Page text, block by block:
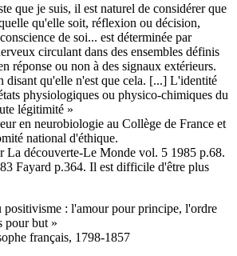
que je suis, il est naturel de considérer que
qu'elle soit, réflexion ou décision,
de soi... est déterminée par
circulant dans des ensembles définis
réponse ou non à des signaux extérieurs.
disant qu'elle n'est que cela. [...] L'identité
physiologiques ou physico-chimiques du
légitimité »
en neurobiologie au Collège de France et
national d'éthique.
La découverte-Le Monde vol. 5 1985 p.68.
Fayard p.364. Il est difficile d'être plus
positivisme : l'amour pour principe, l'ordre
pour but »
français, 1798-1857